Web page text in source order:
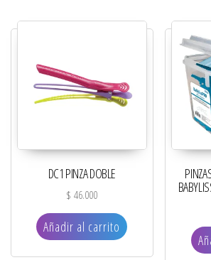
DC1 PINZA DOBLE
$ 46.000
Añadir al carrito